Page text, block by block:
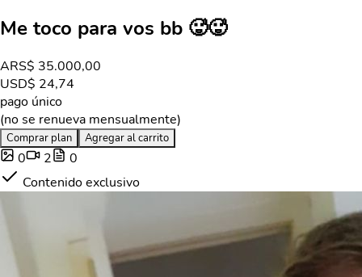
Me toco para vos bb 🥵🥵
ARS$ 35.000,00
USD$ 24,74
pago único
(no se renueva mensualmente)
Comprar plan Agregar al carrito
0 2
0
Contenido exclusivo